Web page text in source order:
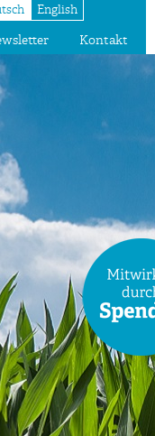
Kontakt
English